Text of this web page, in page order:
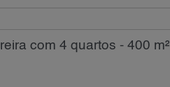
com 4 quartos - 400 m²